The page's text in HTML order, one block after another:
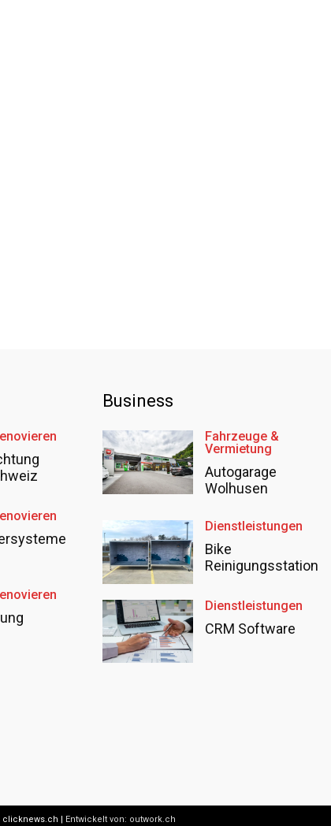
Business
Fahrzeuge &
Vermietung
Autogarage
Wolhusen
Dienstleistungen
Bike
Reinigungsstation
Dienstleistungen
CRM Software
| Entwickelt von: outwork.ch